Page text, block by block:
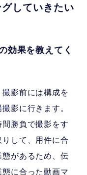
していきたい
効果を教えてく
影前には構成を
影に行きます。
勝負で撮影をす
して、用件に合
があるため、伝
に合った動画マ